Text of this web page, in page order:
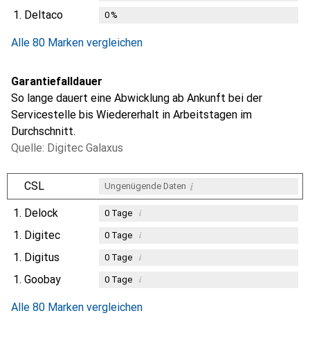
1. Deltaco 0%
Alle 80 Marken vergleichen
Garantiefalldauer
So lange dauert eine Abwicklung ab Ankunft bei der
Servicestelle bis Wiedererhalt in Arbeitstagen im
Durchschnitt.
Quelle: Digitec Galaxus
CSL Ungenügende Daten i
1. Delock 0Tage i
1. Digitec 0Tage i
1. Digitus 0Tage i
1. Goobay 0Tage i
Alle 80 Marken vergleichen